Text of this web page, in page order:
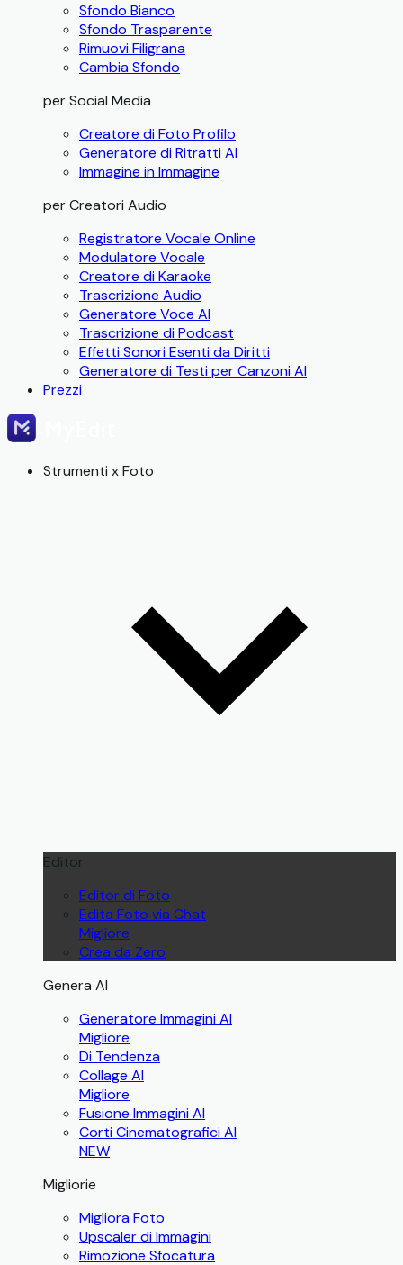
Sfondo Bianco
Sfondo Trasparente
Rimuovi Filigrana
Cambia Sfondo
per Social Media
Creatore di Foto Profilo
Generatore di Ritratti AI
Immagine in Immagine
per Creatori Audio
Registratore Vocale Online
Modulatore Vocale
Creatore di Karaoke
Trascrizione Audio
Generatore Voce AI
Trascrizione di Podcast
Effetti Sonori Esenti da Diritti
Generatore di Testi per Canzoni AI
Prezzi
Strumenti x Foto
Editor
Editor di Foto
Edita Foto via Chat
Migliore
Crea da Zero
Genera AI
Generatore Immagini AI
Migliore
Di Tendenza
Collage AI
Migliore
Fusione Immagini AI
Corti Cinematografici AI
NEW
Migliorie
Migliora Foto
Upscaler di Immagini
Rimozione Sfocatura